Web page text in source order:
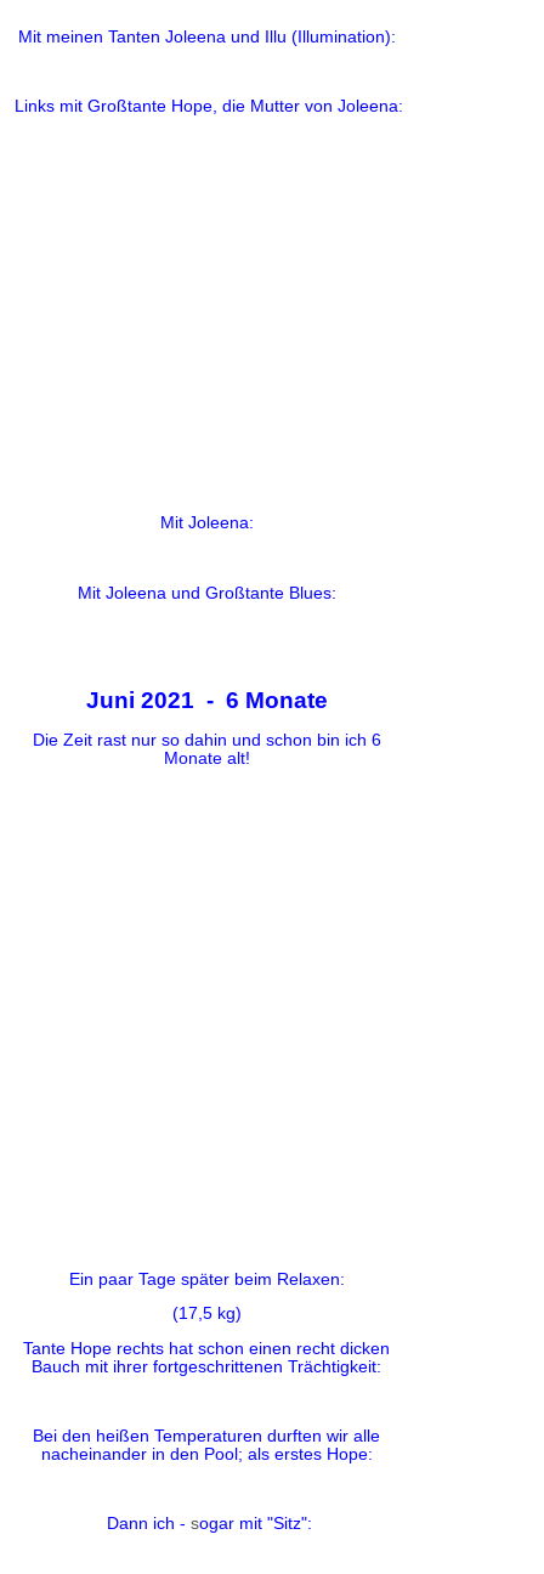
Mit meinen Tanten Joleena und Illu (Illumination):
Links mit Großtante Hope, die Mutter von Joleena:
Mit Joleena:
Mit Joleena und Großtante Blues:
Juni 2021 - 6 Monate
Die Zeit rast nur so dahin und schon bin ich 6
Monate alt!
Ein paar Tage später beim Relaxen:
(17,5 kg)
Tante Hope rechts hat schon einen recht dicken
Bauch mit ihrer fortgeschrittenen Trächtigkeit:
Bei den heißen Temperaturen durften wir alle
nacheinander in den Pool; als erstes Hope:
Dann ich - sogar mit "Sitz":